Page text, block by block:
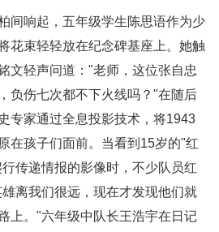
间响起，五年级学生陈思语作为少
花束轻轻放在纪念碑基座上。她触
文轻声问道："老师，这位张自忠
负伤七次都不下火线吗？"在随后
专家通过全息投影技术，将1943
在孩子们面前。当看到15岁的"红
传递情报的影像时，不少队员红
离我们很远，现在才发现他们就
上。"六年级中队长王浩宇在日记